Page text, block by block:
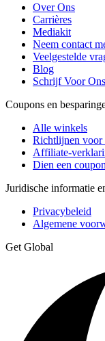
Over Ons
Carrières
Mediakit
Neem contact
Veelgestelde
Blog
Schrijf Voor Ons
Coupons en
Alle winkels
Richtlijnen voor
Affiliate-
Dien een
Juridische informatie
Privacybeleid
Algemene
Get Global